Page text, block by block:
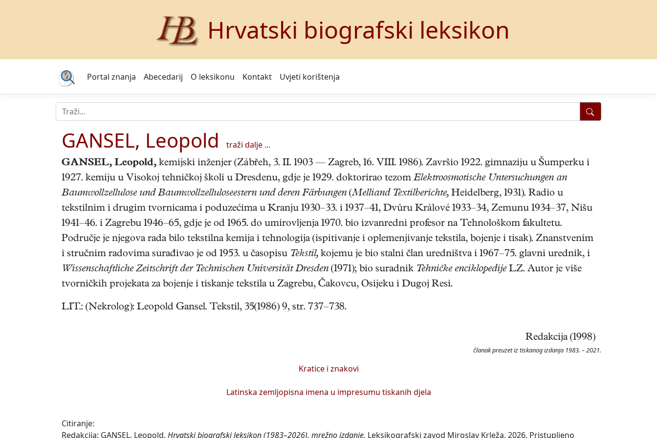
Hrvatski biografski leksikon
Portal znanja Abecedarij O leksikonu Kontakt Uvjeti korištenja
GANSEL, Leopold traži dalje ...
GANSEL, Leopold, kemijski inženjer (Zábřeh, 3. II. 1903 — Zagreb, 16. VIII. 1986). Završio 1922. gimnaziju u Šumperku i
1927. kemiju u Visokoj tehničkoj školi u Dresdenu, gdje je 1929. doktorirao tezom Elektroosmotische Untersuchungen an
Baumwollzellulose und Baumwollzelluloseestern und deren Färbungen (Melliand Textilberichte, Heidelberg, 1931). Radio u
tekstilnim i drugim tvornicama i poduzećima u Kranju 1930–33. i 1937–41, Dvůru Králové 1933–34, Zemunu 1934–37, Nišu
1941–46. i Zagrebu 1946–65, gdje je od 1965. do umirovljenja 1970. bio izvanredni profesor na Tehnološkom fakultetu.
Područje je njegova rada bilo tekstilna kemija i tehnologija (ispitivanje i oplemenjivanje tekstila, bojenje i tisak). Znanstvenim
i stručnim radovima surađivao je od 1953. u časopisu Tekstil, kojemu je bio stalni član uredništva i 1967–75. glavni urednik, i
Wissenschaftliche Zeitschrift der Technischen Universität Dresden (1971); bio suradnik Tehničke enciklopedije LZ. Autor je više
tvorničkih projekata za bojenje i tiskanje tekstila u Zagrebu, Čakovcu, Osijeku i Dugoj Resi.
LIT.: (Nekrolog): Leopold Gansel. Tekstil, 35(1986) 9, str. 737–738.
Redakcija (1998)
članak preuzet iz tiskanog izdanja 1983. – 2021.
Kratice i znakovi
Latinska zemljopisna imena u impresumu tiskanih djela
Citiranje:
Redakcija: GANSEL, Leopold. Hrvatski biografski leksikon (1983–2026), mrežno izdanje. Leksikografski zavod Miroslav Krleža, 2026. Pristupljeno